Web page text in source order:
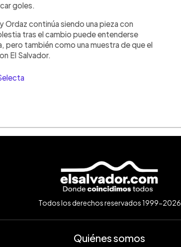
goles.
continúa siendo una pieza con
tras el cambio puede entenderse
también como una muestra de que el
El Salvador.
Todos los derechos reservados 1999-2026
Quiénes somos